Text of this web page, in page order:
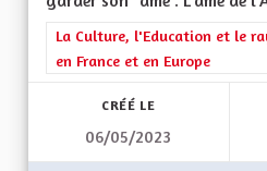
Filtrer les résultats de la
La Culture, l'Education et le
en France et en Europe
CRÉÉ LE
06/05/2023